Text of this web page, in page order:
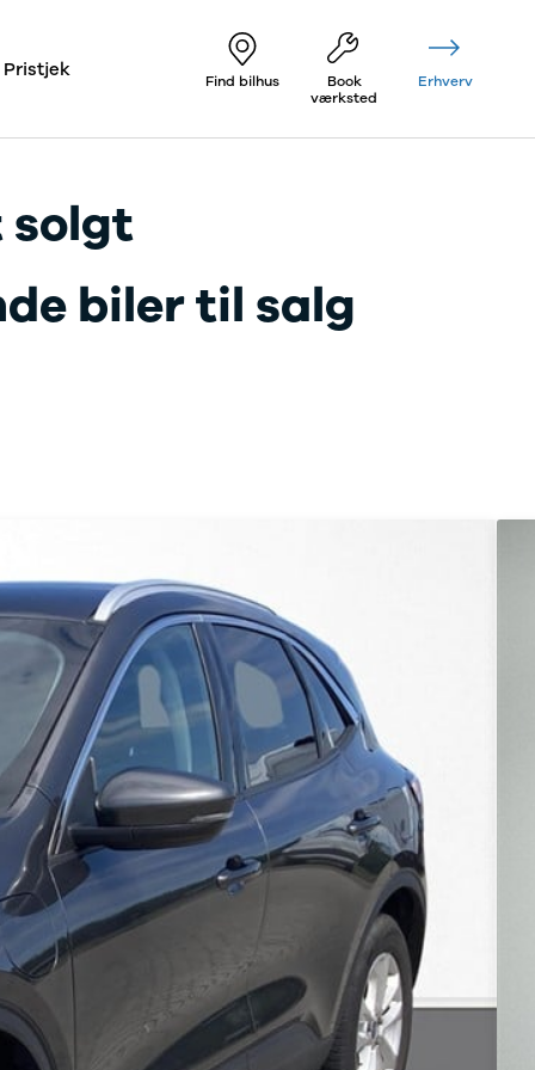
Pristjek Find bilhus
Book
værksted
Erhverv
solgt
biler til salg